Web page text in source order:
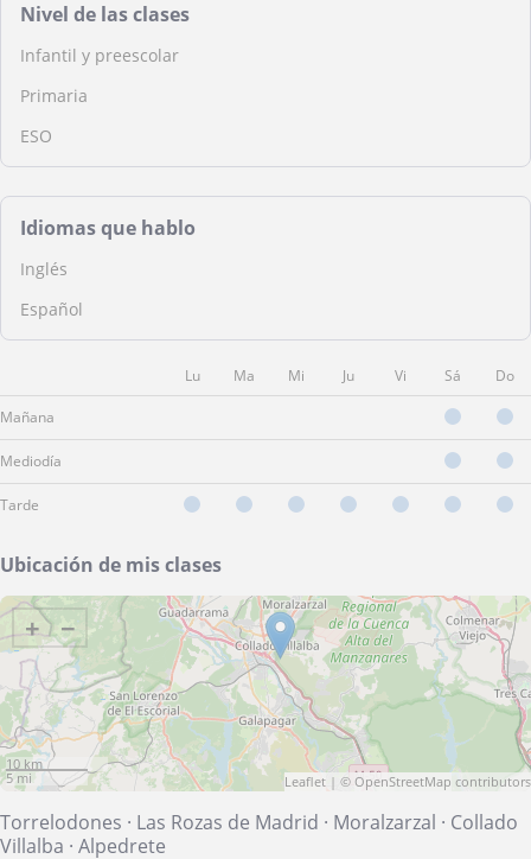
Nivel de las clases
Infantil y preescolar
Primaria
ESO
Idiomas que hablo
Inglés
Español
Lu Ma Mi Ju Vi Sá Do
Mañana
Mediodía
Tarde
Ubicación de mis clases
+ −
10 km
5 mi
Leaflet | © OpenStreetMap contributors
Torrelodones · Las Rozas de Madrid · Moralzarzal · Collado
Villalba · Alpedrete